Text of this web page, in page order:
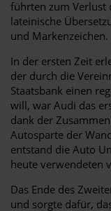
führten zum Verlust
lateinische
und Markenzeichen.
In der ersten Zeit
der durch die
Staatsbank einen
will, war Audi das
dank der
Autosparte der
entstand die Auto
heute verwendeten
Das Ende des
und sorgte dafür,